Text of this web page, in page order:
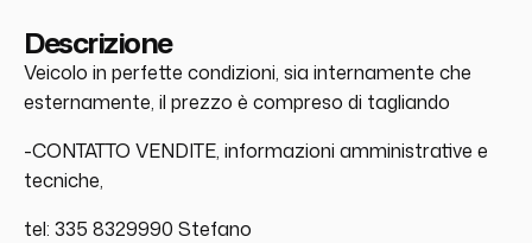
Descrizione
Veicolo in perfette condizioni, sia internamente che
esternamente, il prezzo è compreso di tagliando
-CONTATTO VENDITE, informazioni amministrative e
tecniche,
tel: 335 8329990 Stefano